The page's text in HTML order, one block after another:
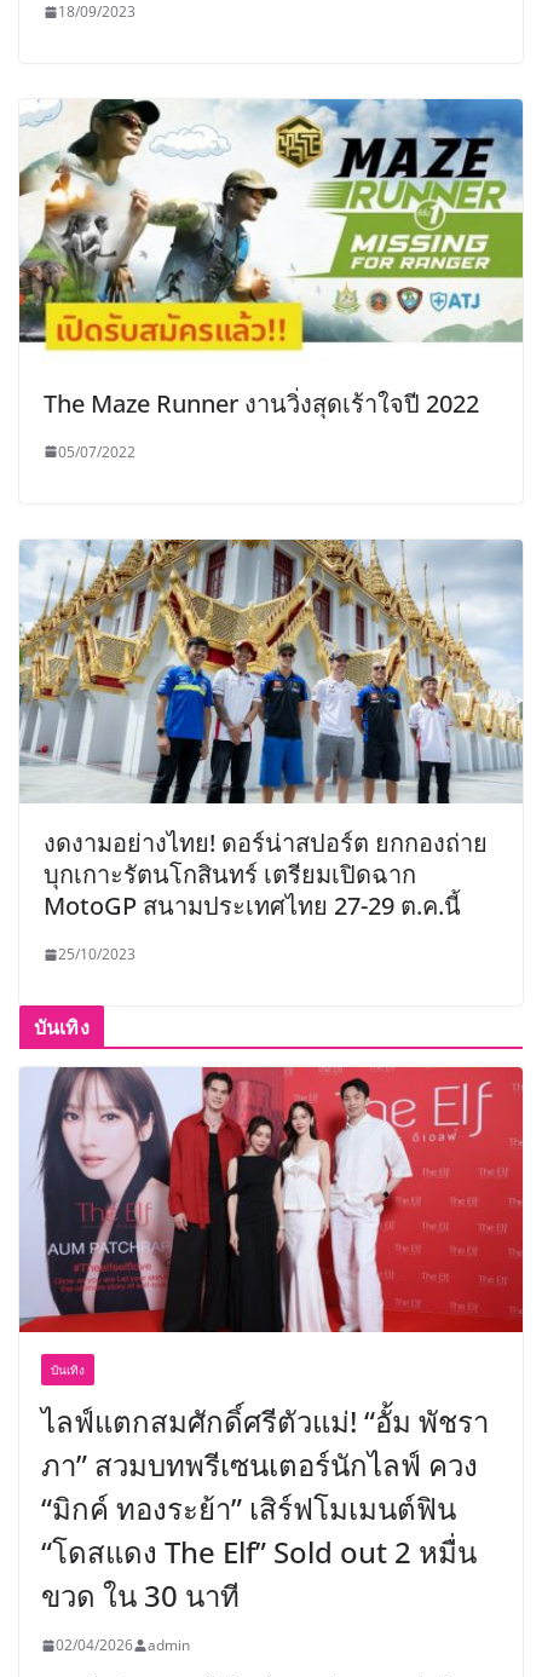
18/09/2023
The Maze Runner งานวิ่งสุดเร้าใจปี 2022
05/07/2022
งดงามอย่างไทย! ดอร์น่าสปอร์ต ยกกองถ่าย
บุกเกาะรัตนโกสินทร์ เตรียมเปิดฉาก
MotoGP สนามประเทศไทย 27-29 ต.ค.นี้
25/10/2023
บันเทิง
บันเทิง
ไลฟ์แตกสมศักดิ์ศรีตัวแม่! “อั้ม พัชรา
ภา” สวมบทพรีเซนเตอร์นักไลฟ์ ควง
“มิกค์ ทองระย้า” เสิร์ฟโมเมนต์ฟิน
“โดสแดง The Elf” Sold out 2 หมื่น
ขวด ใน 30 นาที
02/04/2026 admin